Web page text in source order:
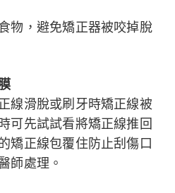
物，避免矯正器被咬掉脫
線滑脫或刷牙時矯正線被
可先試試看將矯正線推回
矯正線包覆住防止刮傷口
師處理。